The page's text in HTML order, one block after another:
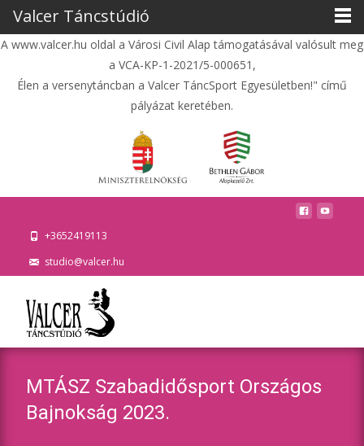
A www.valcer.hu oldal a Városi Civil Alap támogatásával valósult meg
a VCA-KP-1-2021/5-000651,
Élen a versenytáncban a Valcer TáncSport Egyesületben!" című
pályázat keretében.
+3652419113
studio@valcer.hu
MTÁSZ Szabadidősport Országos
Bajnokság 2023.
Valcer Táncstúdió